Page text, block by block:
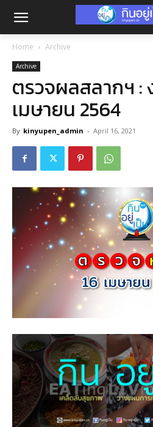
Home Archive
Archive
ตรวจผลสลากฯ :
เมษายน 2564
By kinyupen_admin - April 16, 2021